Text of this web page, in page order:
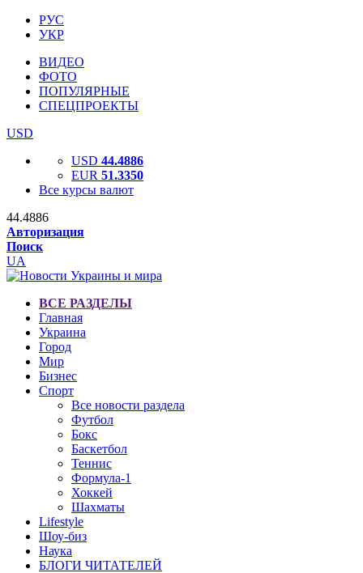
РУС
УКР
ВИДЕО
ФОТО
ПОПУЛЯРНЫЕ
СПЕЦПРОЕКТЫ
USD
USD 44.4886
EUR 51.3350
Все курсы валют
44.4886
Авторизация
Поиск
UA
ВСЕ РАЗДЕЛЫ
Главная
Украина
Город
Мир
Бизнес
Спорт
Все новости раздела
Футбол
Бокс
Баскетбол
Теннис
Формула-1
Хоккей
Шахматы
Lifestyle
Шоу-биз
Наука
БЛОГИ ЧИТАТЕЛЕЙ